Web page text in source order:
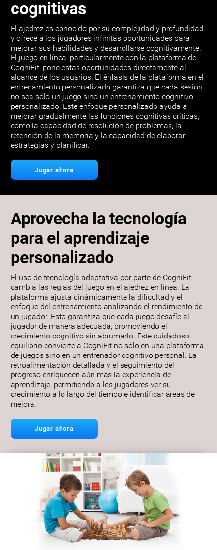
cognitivas
El ajedrez es conocido por su complejidad y profundidad,
y ofrece a los jugadores infinitas oportunidades para
mejorar sus habilidades y desarrollarse cognitivamente.
El juego en línea, particularmente con la plataforma de
CogniFit, pone estas oportunidades directamente al
alcance de los usuarios. El énfasis de la plataforma en el
entrenamiento personalizado garantiza que cada sesión
no sea sólo un juego sino un entrenamiento cognitivo
personalizado. Este enfoque personalizado ayuda a
mejorar gradualmente las funciones cognitivas críticas,
como la capacidad de resolución de problemas, la
retención de la memoria y la capacidad de elaborar
estrategias y planificar.
Jugar ahora
Aprovecha la tecnología
para el aprendizaje
personalizado
El uso de tecnología adaptativa por parte de CogniFit
cambia las reglas del juego en el ajedrez en línea. La
plataforma ajusta dinámicamente la dificultad y el
enfoque del entrenamiento analizando el rendimiento de
un jugador. Esto garantiza que cada juego desafíe al
jugador de manera adecuada, promoviendo el
crecimiento cognitivo sin abrumarlo. Este cuidadoso
equilibrio convierte a CogniFit no sólo en una plataforma
de juegos sino en un entrenador cognitivo personal. La
retroalimentación detallada y el seguimiento del
progreso enriquecen aún más la experiencia de
aprendizaje, permitiendo a los jugadores ver su
crecimiento a lo largo del tiempo e identificar áreas de
mejora.
Jugar ahora